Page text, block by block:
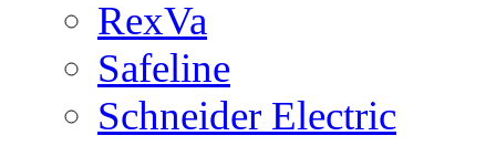
RexVa
Safeline
Schneider Electric